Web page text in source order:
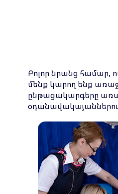
Բոլոր նրանց համար,
մենք կարող ենք առա
ընթացակարգերը